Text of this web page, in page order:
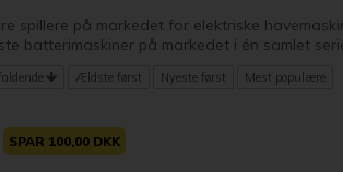
spillere på markedet for elektriske
batterimaskiner på markedet i én samlet
Ældste først Nyeste først Mest populære
SPAR 100,00 DKK